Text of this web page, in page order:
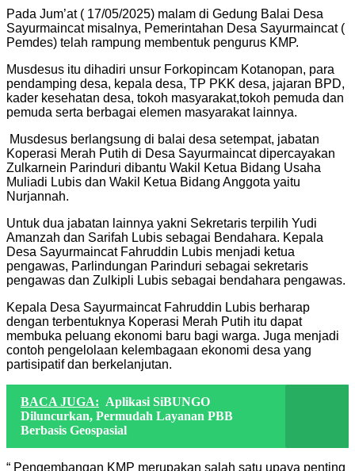
Pada Jum’at ( 17/05/2025) malam di Gedung Balai Desa
Sayurmaincat misalnya, Pemerintahan Desa Sayurmaincat (
Pemdes) telah rampung membentuk pengurus KMP.
Musdesus itu dihadiri unsur Forkopincam Kotanopan, para
pendamping desa, kepala desa, TP PKK desa, jajaran BPD,
kader kesehatan desa, tokoh masyarakat,tokoh pemuda dan
pemuda serta berbagai elemen masyarakat lainnya.
Musdesus berlangsung di balai desa setempat, jabatan
Koperasi Merah Putih di Desa Sayurmaincat dipercayakan
Zulkarnein Parinduri dibantu Wakil Ketua Bidang Usaha
Muliadi Lubis dan Wakil Ketua Bidang Anggota yaitu
Nurjannah.
Untuk dua jabatan lainnya yakni Sekretaris terpilih Yudi
Amanzah dan Sarifah Lubis sebagai Bendahara. Kepala
Desa Sayurmaincat Fahruddin Lubis menjadi ketua
pengawas, Parlindungan Parinduri sebagai sekretaris
pengawas dan Zulkipli Lubis sebagai bendahara pengawas.
Kepala Desa Sayurmaincat Fahruddin Lubis berharap
dengan terbentuknya Koperasi Merah Putih itu dapat
membuka peluang ekonomi baru bagi warga. Juga menjadi
contoh pengelolaan kelembagaan ekonomi desa yang
partisipatif dan berkelanjutan.
BACA JUGA: Aplikasi SiBUNGO
Diluncurkan, Permudah Layanan PBB
Berbasis Geospasial
“ Pengembangan KMP merupakan salah satu upaya penting